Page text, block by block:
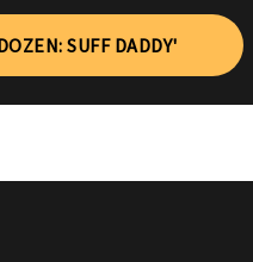
SUFF DADDY'